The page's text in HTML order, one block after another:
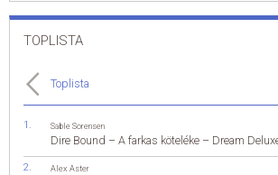
TOPLISTA
Toplista
Sable Sorensen
Dire Bound – A farkas köteléke – Dream
Alex Aster